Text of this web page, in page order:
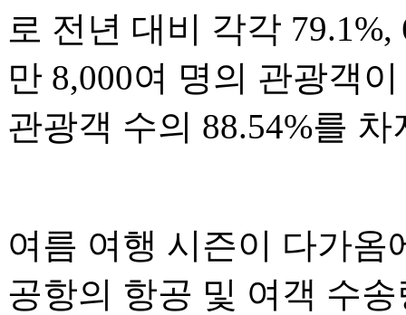
로 전년 대비 각각
만 8,000여 명의 관광객
관광객 수의 88.54%를
여름 여행 시즌이 다가옴
공항의 항공 및 여객 수